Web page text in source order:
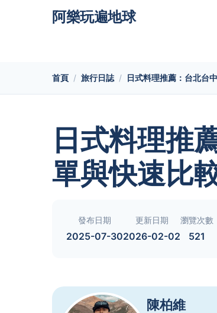
阿樂玩遍地球
首頁 旅行日誌 日式料理推薦：台北台
日式料理推
單與快速比
發布日期
2025-07-30
更新日期
2026-02-02
瀏覽次數
521
陳柏維